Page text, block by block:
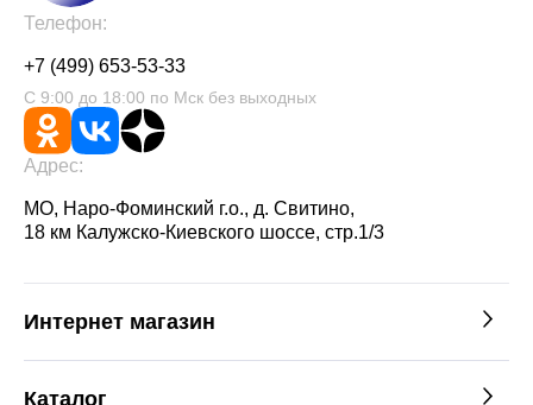
Телефон:
+7 (499) 653-53-33
С 9:00 до 18:00 по Мск без выходных
Адрес:
МО, Наро-Фоминский г.о., д. Свитино,
18 км Калужско-Киевского шоссе, стр.1/3
Интернет магазин
Каталог